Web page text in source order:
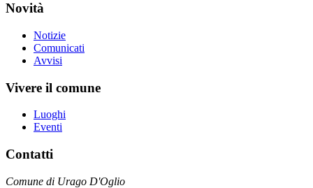
Novità
Notizie
Comunicati
Avvisi
Vivere il comune
Luoghi
Eventi
Contatti
Comune di Urago D'Oglio